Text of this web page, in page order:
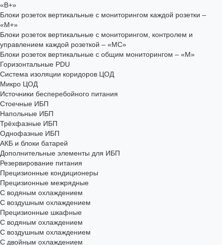
«В+»
Блоки розеток вертикальные с мониторингом каждой розетки –
«М+»
Блоки розеток вертикальные с мониторингом, контролем и
управлением каждой розеткой – «МС»
Блоки розеток вертикальные с общим мониторингом – «М»
Горизонтальные PDU
Система изоляции коридоров ЦОД
Микро ЦОД
Источники бесперебойного питания
Стоечные ИБП
Напольные ИБП
Трёхфазные ИБП
Однофазные ИБП
АКБ и блоки батарей
Дополнительные элементы для ИБП
Резервирование питания
Прецизионные кондиционеры
Прецизионные межрядные
С водяным охлаждением
С воздушным охлаждением
Прецизионные шкафные
С водяным охлаждением
С воздушным охлаждением
С двойным охлаждением